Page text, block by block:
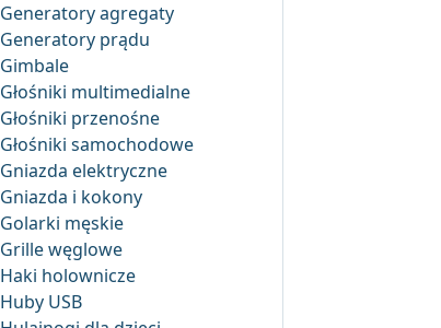
Generatory agregaty
Generatory prądu
Gimbale
Głośniki multimedialne
Głośniki przenośne
Głośniki samochodowe
Gniazda elektryczne
Gniazda i kokony
Golarki męskie
Grille węglowe
Haki holownicze
Huby USB